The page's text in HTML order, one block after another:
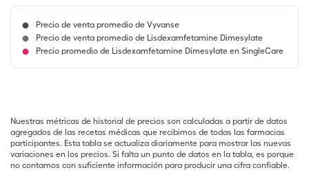
Precio de venta promedio de Vyvanse
Precio de venta promedio de Lisdexamfetamine Dimesylate
Precio promedio de Lisdexamfetamine Dimesylate en SingleCare
Nuestras métricas de historial de precios son calculadas a partir de datos
agregados de las recetas médicas que recibimos de todas las farmacias
participantes. Esta tabla se actualiza diariamente para mostrar las nuevas
variaciones en los precios. Si falta un punto de datos en la tabla, es porque
no contamos con suficiente información para producir una cifra confiable.